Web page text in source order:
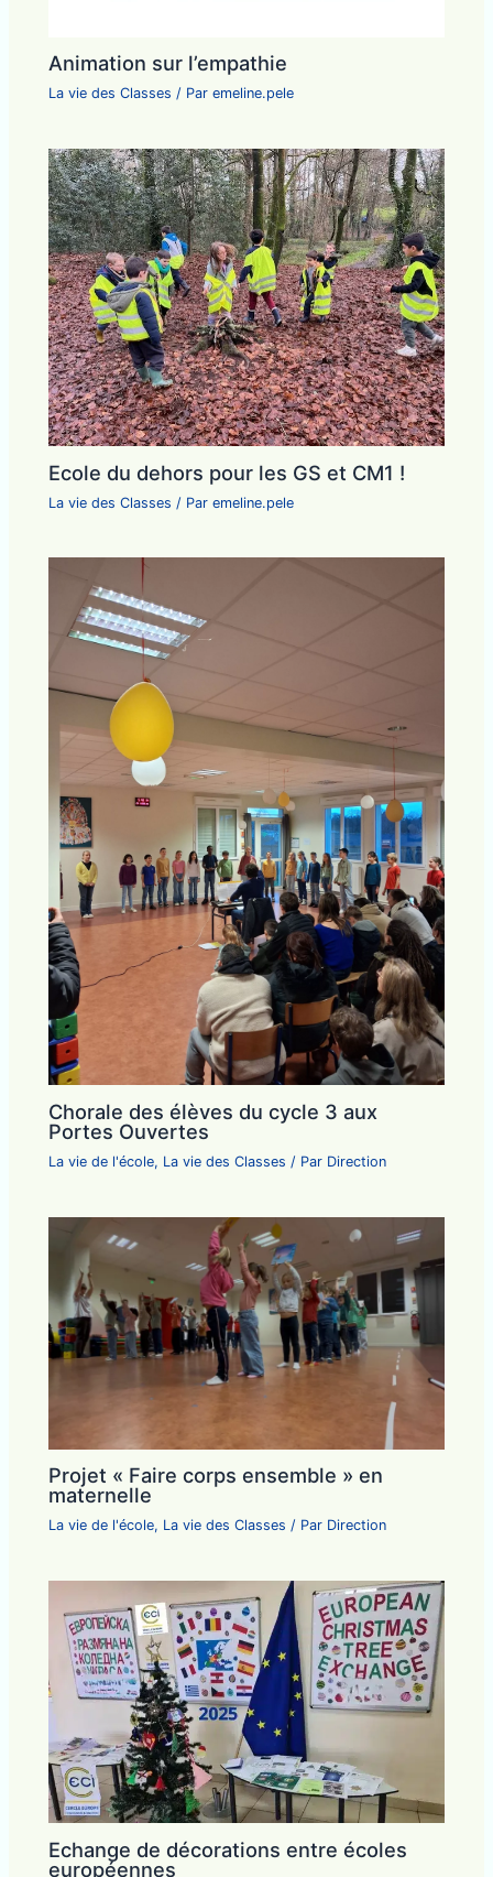
Animation sur l’empathie
La vie des Classes / Paremeline.pele
Ecole du dehors pour les GS et CM1 !
La vie des Classes / Paremeline.pele
Chorale des élèves du cycle 3 aux
Portes Ouvertes
La vie de l'école, La vie des Classes / Par Direction
Projet « Faire corps ensemble » en
maternelle
La vie de l'école, La vie des Classes / Par Direction
Echange de décorations entre écoles
européennes